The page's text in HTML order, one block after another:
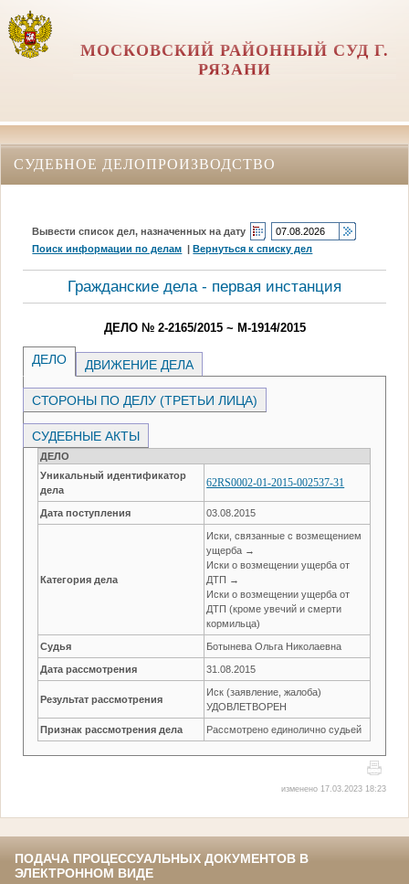
МОСКОВСКИЙ РАЙОННЫЙ СУД Г.
РЯЗАНИ
СУДЕБНОЕ ДЕЛОПРОИЗВОДСТВО
Вывести список дел, назначенных на дату
Поиск информации по делам |Вернуться к списку дел
Гражданские дела - первая инстанция
ДЕЛО № 2-2165/2015 ~ М-1914/2015
ДЕЛО ДВИЖЕНИЕ ДЕЛА
СТОРОНЫ ПО ДЕЛУ (ТРЕТЬИ ЛИЦА)
СУДЕБНЫЕ АКТЫ
ДЕЛО
Уникальный идентификатор
дела
62RS0002-01-2015-002537-31
Дата поступления 03.08.2015
Категория дела
Иски, связанные с возмещением
ущерба →
Иски о возмещении ущерба от
ДТП →
Иски о возмещении ущерба от
ДТП (кроме увечий и смерти
кормильца)
Судья Ботынева Ольга Николаевна
Дата рассмотрения 31.08.2015
Результат рассмотрения
Иск (заявление, жалоба)
УДОВЛЕТВОРЕН
Признак рассмотрения дела Рассмотрено единолично судьей
изменено 17.03.2023 18:23
ПОДАЧА ПРОЦЕССУАЛЬНЫХ ДОКУМЕНТОВ В
ЭЛЕКТРОННОМ ВИДЕ